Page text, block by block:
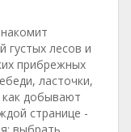
густых лесов и
прибрежных
ласточки,
добывают
странице -